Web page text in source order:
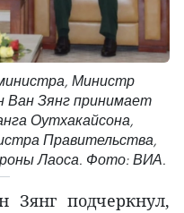
Министр
Ван Зянг принимает
Оутхакайсона,
Правительства,
Лаоса. Фото: ВИА.
Зянг подчеркнул,